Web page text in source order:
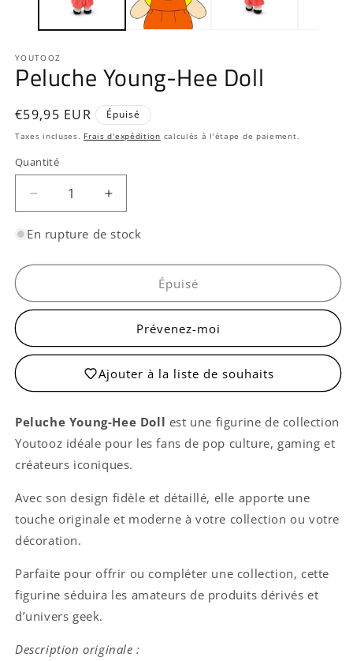
YOUTOOZ
Peluche Young-Hee Doll
Prix
habituel
€59,95 EUR Épuisé
Taxes incluses. Frais d'expédition calculés à l'étape de paiement.
Quantité
Quantité
Réduire
la
quantité
Peluche
Hee
Augmenter
la
quantité
Peluche
Hee
En rupture de stock
Épuisé
Prévenez-moi
Ajouter à la liste de souhaits
Peluche Young-Hee Doll est une figurine de collection
Youtooz idéale pour les fans de pop culture, gaming et
créateurs iconiques.
Avec son design fidèle et détaillé, elle apporte une
touche originale et moderne à votre collection ou votre
décoration.
Parfaite pour offrir ou compléter une collection, cette
figurine séduira les amateurs de produits dérivés et
d’univers geek.
Description originale :